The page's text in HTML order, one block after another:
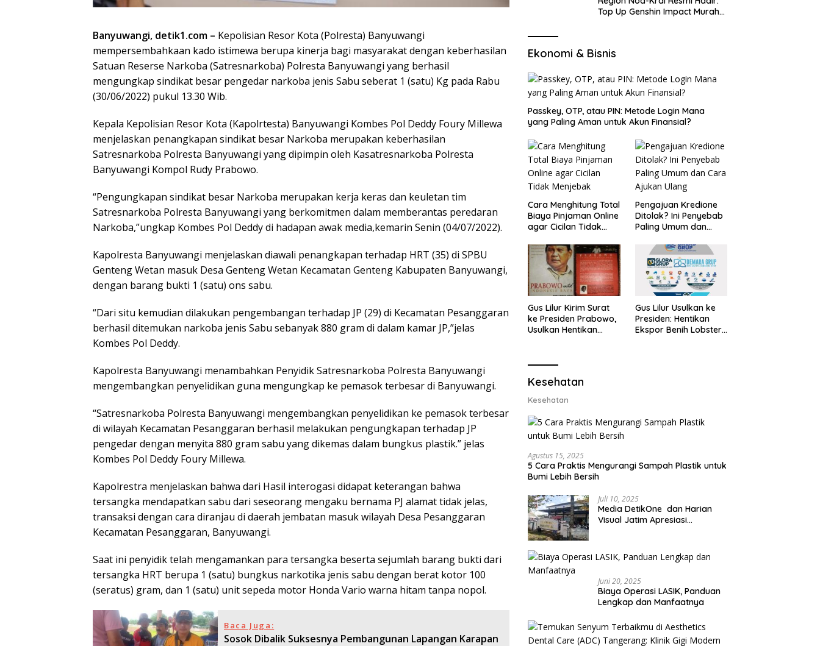
Banyuwangi, detik1.com – Kepolisian Resor Kota (Polresta) Banyuwangi
mempersembahkaan kado istimewa berupa kinerja bagi masyarakat dengan keberhasilan
Satuan Reserse Narkoba (Satresnarkoba) Polresta Banyuwangi yang berhasil
mengungkap sindikat besar pengedar narkoba jenis Sabu seberat 1 (satu) Kg pada Rabu
(30/06/2022) pukul 13.30 Wib.
Kepala Kepolisian Resor Kota (Kapolrtesta) Banyuwangi Kombes Pol Deddy Foury Millewa
menjelaskan penangkapan sindikat besar Narkoba merupakan keberhasilan
Satresnarkoba Polresta Banyuwangi yang dipimpin oleh Kasatresnarkoba Polresta
Banyuwangi Kompol Rudy Prabowo.
“Pengungkapan sindikat besar Narkoba merupakan kerja keras dan keuletan tim
Satresnarkoba Polresta Banyuwangi yang berkomitmen dalam memberantas peredaran
Narkoba,”ungkap Kombes Pol Deddy di hadapan awak media,kemarin Senin (04/07/2022).
Kapolresta Banyuwangi menjelaskan diawali penangkapan terhadap HRT (35) di SPBU
Genteng Wetan masuk Desa Genteng Wetan Kecamatan Genteng Kabupaten Banyuwangi,
dengan barang bukti 1 (satu) ons sabu.
“Dari situ kemudian dilakukan pengembangan terhadap JP (29) di Kecamatan Pesanggaran
berhasil ditemukan narkoba jenis Sabu sebanyak 880 gram di dalam kamar JP,”jelas
Kombes Pol Deddy.
Kapolresta Banyuwangi menambahkan Penyidik Satresnarkoba Polresta Banyuwangi
mengembangkan penyelidikan guna mengungkap ke pemasok terbesar di Banyuwangi.
“Satresnarkoba Polresta Banyuwangi mengembangkan penyelidikan ke pemasok terbesar
di wilayah Kecamatan Pesanggaran berhasil melakukan pengungkapan terhadap JP
pengedar dengan menyita 880 gram sabu yang dikemas dalam bungkus plastik.” jelas
Kombes Pol Deddy Foury Millewa.
Kapolrestra menjelaskan bahwa dari Hasil interogasi didapat keterangan bahwa
tersangka mendapatkan sabu dari seseorang mengaku bernama PJ alamat tidak jelas,
transaksi dengan cara diranjau di daerah jembatan masuk wilayah Desa Pesanggaran
Kecamatan Pesanggaran, Banyuwangi.
Saat ini penyidik telah mengamankan para tersangka beserta sejumlah barang bukti dari
tersangka HRT berupa 1 (satu) bungkus narkotika jenis sabu dengan berat kotor 100
(seratus) gram, dan 1 (satu) unit sepeda motor Honda Vario warna hitam tanpa nopol.
Baca Juga:
Sosok Dibalik Suksesnya Pembangunan Lapangan Karapan
Top Up Genshin Impact Murah
Ekonomi & Bisnis
Passkey, OTP, atau PIN: Metode Login Mana
yang Paling Aman untuk Akun Finansial?
Cara Menghitung Total
Biaya Pinjaman Online
agar Cicilan Tidak
Pengajuan Kredione
Ditolak? Ini Penyebab
Paling Umum dan
Gus Lilur Kirim Surat
ke Presiden Prabowo,
Usulkan Hentikan
Lobster 50 Gram
Gus Lilur Usulkan ke
Presiden: Hentikan
Ekspor Benih Lobster,
Kesehatan
Kesehatan
Agustus 15, 2025
5 Cara Praktis Mengurangi Sampah Plastik untuk
Bumi Lebih Bersih
Juli 10, 2025
Media DetikOne dan Harian
Visual Jatim Apresiasi
Juni 20, 2025
Biaya Operasi LASIK, Panduan
Lengkap dan Manfaatnya